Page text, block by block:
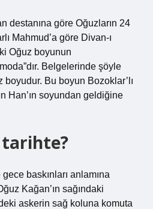
destanına göre Oğuzların 24
Mahmud’a göre Divan-ı
Oğuz boyunun
Belgelerinde şöyle
boyudur. Bu boyun Bozoklar’lı
Han’ın soyundan geldiğine
baskınları anlamına
Kağan’ın sağındaki
askerin sağ koluna komuta